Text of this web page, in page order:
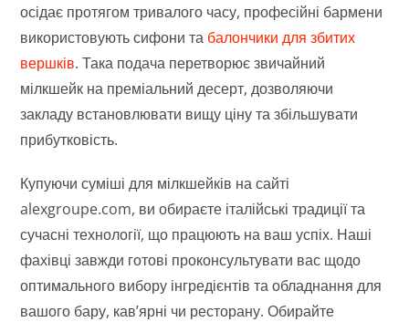
осідає протягом тривалого часу, професійні бармени
використовують сифони та балончики для збитих
вершків. Така подача перетворює звичайний
мілкшейк на преміальний десерт, дозволяючи
закладу встановлювати вищу ціну та збільшувати
прибутковість.
Купуючи суміші для мілкшейків на сайті
alexgroupe.com, ви обираєте італійські традиції та
сучасні технології, що працюють на ваш успіх. Наші
фахівці завжди готові проконсультувати вас щодо
оптимального вибору інгредієнтів та обладнання для
вашого бару, кав’ярні чи ресторану. Обирайте